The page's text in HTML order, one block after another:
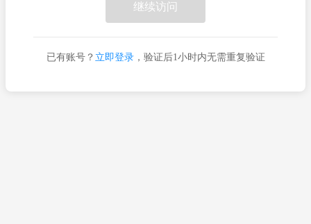
继续访问
已有账号？ 立即登录，验证后1小时内无需重复验证